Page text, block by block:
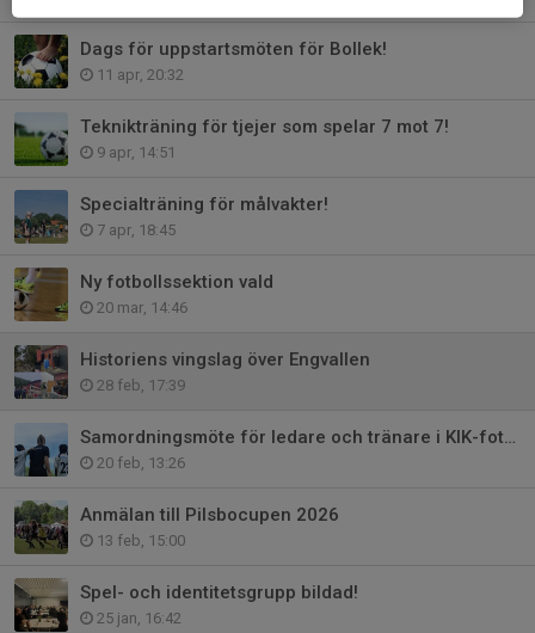
Dags för uppstartsmöten för Bollek!
11 apr, 20:32
Teknikträning för tjejer som spelar 7 mot 7!
9 apr, 14:51
Specialträning för målvakter!
7 apr, 18:45
Ny fotbollssektion vald
20 mar, 14:46
Historiens vingslag över Engvallen
28 feb, 17:39
Samordningsmöte för ledare och tränare i KIK-fotboll
20 feb, 13:26
Anmälan till Pilsbocupen 2026
13 feb, 15:00
Spel- och identitetsgrupp bildad!
25 jan, 16:42